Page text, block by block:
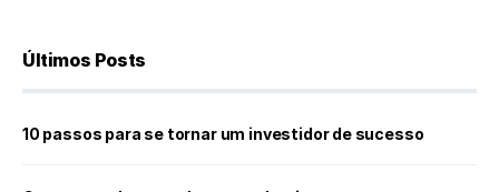
Últimos Posts
10 passos para se tornar um investidor de sucesso